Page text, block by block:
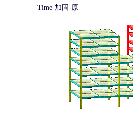
Time-加固-原